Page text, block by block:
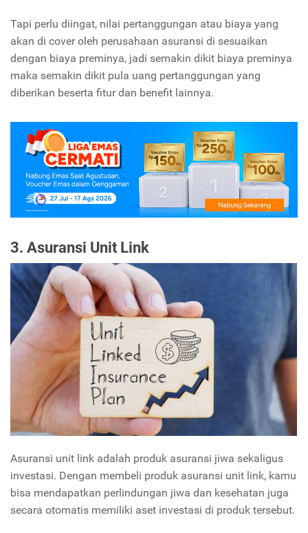
Tapi perlu diingat, nilai pertanggungan atau biaya yang
akan di cover oleh perusahaan asuransi di sesuaikan
dengan biaya preminya, jadi semakin dikit biaya preminya
maka semakin dikit pula uang pertanggungan yang
diberikan beserta fitur dan benefit lainnya.
3. Asuransi Unit Link
Asuransi unit link adalah produk asuransi jiwa sekaligus
investasi. Dengan membeli produk asuransi unit link, kamu
bisa mendapatkan perlindungan jiwa dan kesehatan juga
secara otomatis memiliki aset investasi di produk tersebut.